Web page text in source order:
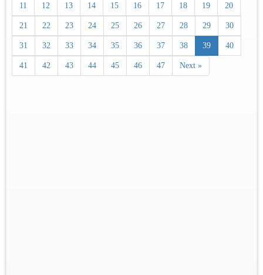
11 12 13 14 15 16 17 18 19 20
21 22 23 24 25 26 27 28 29 30
31 32 33 34 35 36 37 38 39 40
41 42 43 44 45 46 47 Next »